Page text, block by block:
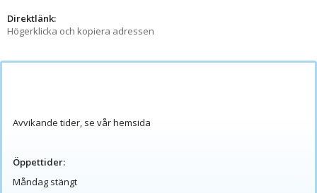
Direktlänk:
Högerklicka och kopiera adressen
Avvikande tider, se vår hemsida
Öppettider:
Måndag stängt